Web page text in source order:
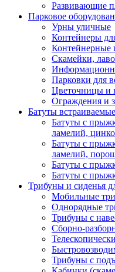
Развивающие
Парковое
Урны уличные
Контейнеры
Контейнерные
Скамейки,
Парковки для
Цветочницы и
Ограждения и
Батуты
Батуты с
ламелий,
Батуты с
ламелий,
Батуты с
Батуты с
Трибуны и сиденья
Мобильные
Однорядные
Трибуны с
Сборно-
Трибуны с